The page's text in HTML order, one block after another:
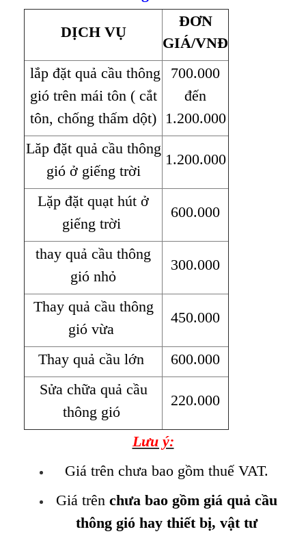
DỊCH VỤ
ĐƠN
GIÁ/VNĐ
lắp đặt quả cầu thông
gió trên mái tôn ( cắt
tôn, chống thấm dột)
700.000
đến
1.200.000
Lăp đặt quả cầu thông
gió ở giếng trời
1.200.000
Lặp đặt quạt hút ở
giếng trời
600.000
thay quả cầu thông
gió nhỏ
300.000
Thay quả cầu thông
gió vừa
450.000
Thay quả cầu lớn
600.000
Sửa chữa quả cầu
thông gió
220.000
Lưu ý:
Giá trên chưa bao gồm thuế VAT.
Giá trên chưa bao gồm giá quả cầu
thông gió hay thiết bị, vật tư